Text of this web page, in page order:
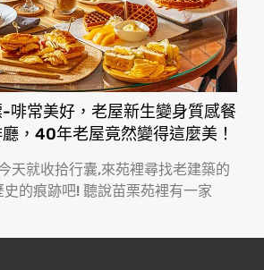
啡常美好，老屋新生變身質感餐
，40年老屋竟然變得這麼美！
天就收拾行囊,來苑裡尋找老建築的
的痕跡吧! 聽說苗栗苑裡有一家